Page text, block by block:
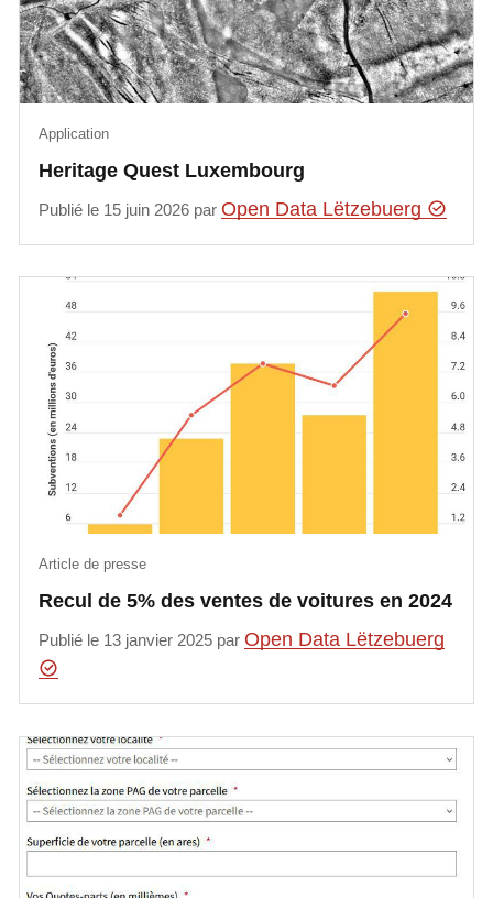
Heritage Quest Luxembourg
Application
Publié le 15 juin 2026 parOpen Data Lëtzebuerg
Recul de 5% des ventes de voitures en 2024
Article de presse
Publié le 13 janvier 2025 parOpen Data Lëtzebuerg